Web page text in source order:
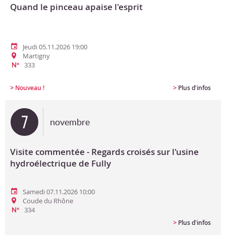
Quand le pinceau apaise l'esprit
Jeudi 05.11.2026 19:00
Martigny
N° 333
> Nouveau ! > Plus d'infos
7 novembre
Visite commentée - Regards croisés sur l'usine
hydroélectrique de Fully
Samedi 07.11.2026 10:00
Coude du Rhône
N°
334
> Plus d'infos